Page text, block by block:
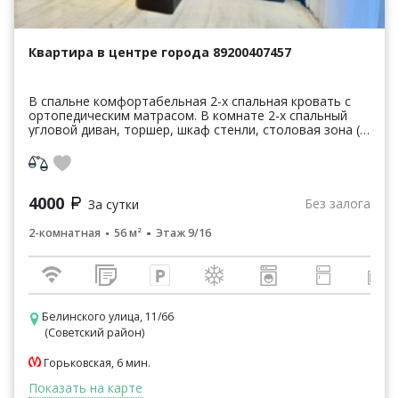
Квартира в центре города 89200407457
В спальне комфортабельная 2-х спальная кровать с
ортопедическим матрасом. В комнате 2-х спальный
угловой диван, торшер, шкаф стенли, столовая зона (
4000 За сутки Без залога
2-комнатная 56 м² Этаж 9/16
Белинского улица, 11/66
(Советский район)
Горьковская, 6 мин.
Показать на карте